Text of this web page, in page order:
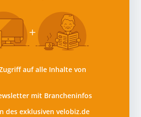
auf alle Inhalte von
mit Brancheninfos
des exklusiven velobiz.de